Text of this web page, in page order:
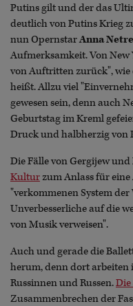
Putins gilt und der das
deutlich von Putins Krieg
nun OpernstarAnna
Aufmerksamkeit. Von New
von Auftritten zurück", wie
heißt. Allzu viel
gewesen sein, denn auch
Geburtstag im Kreml
Druck und halbherzig von
Die Fälle von Gergijew
Kulturzum Anlass für
"verkommenen System
Unverbesserliche auf die
von Musik verweisen".
Auch und gerade die
herum, denn dort arbeiten
Russinnen und Russen.Die
Zusammenbrechen der